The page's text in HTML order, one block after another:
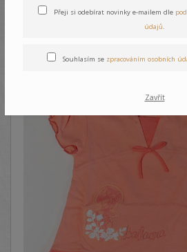
Přeji si odebírat novinky e-mailem dle
údajů.
Souhlasím se zpracováním osobních
Zavřít